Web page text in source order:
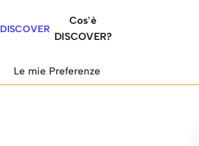
DISCOVER
Cos'è
DISCOVER?
Le mie Preferenze